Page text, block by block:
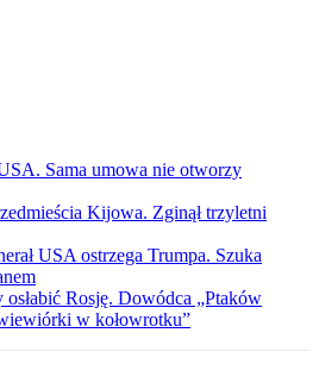
Sama umowa nie otworzy
Kijowa. Zginął trzyletni
USA ostrzega Trumpa. Szuka
osłabić Rosję. Dowódca „Ptaków
w kołowrotku”